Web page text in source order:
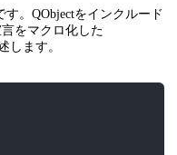
。QObjectをインクルード
をマクロ化した
します。